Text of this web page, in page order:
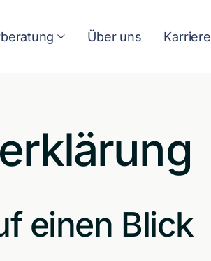
Über uns Karriere
einen Blick